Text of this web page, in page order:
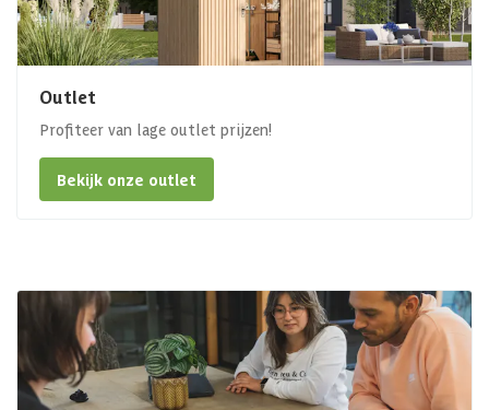
Outlet
Profiteer van lage outlet prijzen!
Bekijk onze outlet